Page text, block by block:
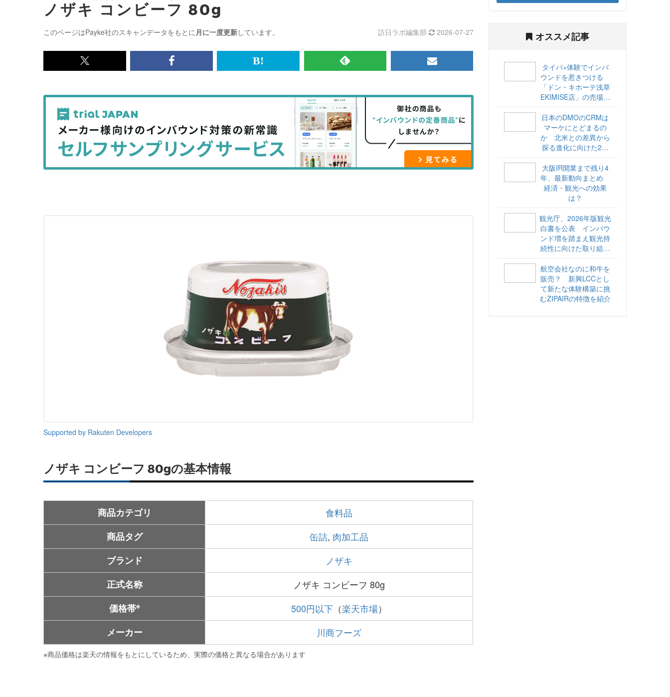
ノザキ コンビーフ 80g
このページはPayke社のスキャンデータをもとに 月に一度更新しています。 訪日ラボ編集部 2026-07-27
x<br>
記
事
を
シ
ェ
Facebook<br>
記
を
シ
ェ
は
な
ッ
ク
マ
RSS
記
事
を
購
読
メ
マ
ガ
登
録
す
Supported by Rakuten Developers
ノザキ コンビーフ 80gの基本情報
商品カテゴリ
食料品
商品タグ
缶詰, 肉加工品
ブランド
ノザキ
正式名称
ノザキ コンビーフ 80g
価格帯※ 500円以下 （楽天市場）
メーカー
川商フーズ
※商品価格は楽天の情報をもとにしているため、実際の価格と異なる場合があります
オススメ記事
タイパ×体験でインバ
ウンドを惹きつける
「ドン・キホーテ浅草
EKIMISE店」の売場づ
日本のDMOのCRMは
マーケにとどまるの
か 北米との差異から
探る進化に向けた2ス
海外DMOのリアル
vol.6】
大阪IR開業まで残り4
年、最新動向まとめ
経済・観光への効果
は？
観光庁、2026年版観光
白書を公表 インバウ
ンド増を踏まえ観光持
続性に向けた取り組み
航空会社なのに和牛を
販売？ 新興LCCとし
て新たな体験構築に挑
むZIPAIRの特徴を紹介